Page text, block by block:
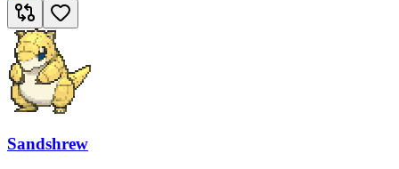
Sandshrew